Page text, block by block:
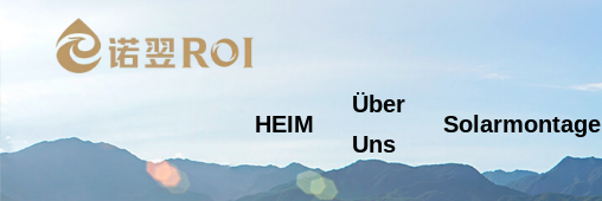
HEIM
Über
Uns
Solarmontage